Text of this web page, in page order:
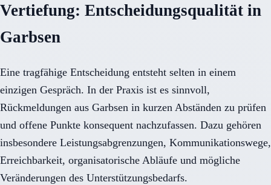
Vertiefung: Entscheidungsqualität in
Garbsen
Eine tragfähige Entscheidung entsteht selten in einem
einzigen Gespräch. In der Praxis ist es sinnvoll,
Rückmeldungen aus Garbsen in kurzen Abständen zu prüfen
und offene Punkte konsequent nachzufassen. Dazu gehören
insbesondere Leistungsabgrenzungen, Kommunikationswege,
Erreichbarkeit, organisatorische Abläufe und mögliche
Veränderungen des Unterstützungsbedarfs.